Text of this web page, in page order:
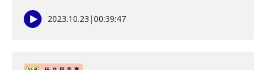
2023.10.23 |00:39:47